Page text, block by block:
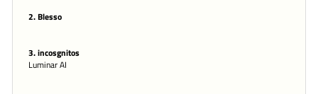
2. Blesso
3. incosgnitos
Luminar AI